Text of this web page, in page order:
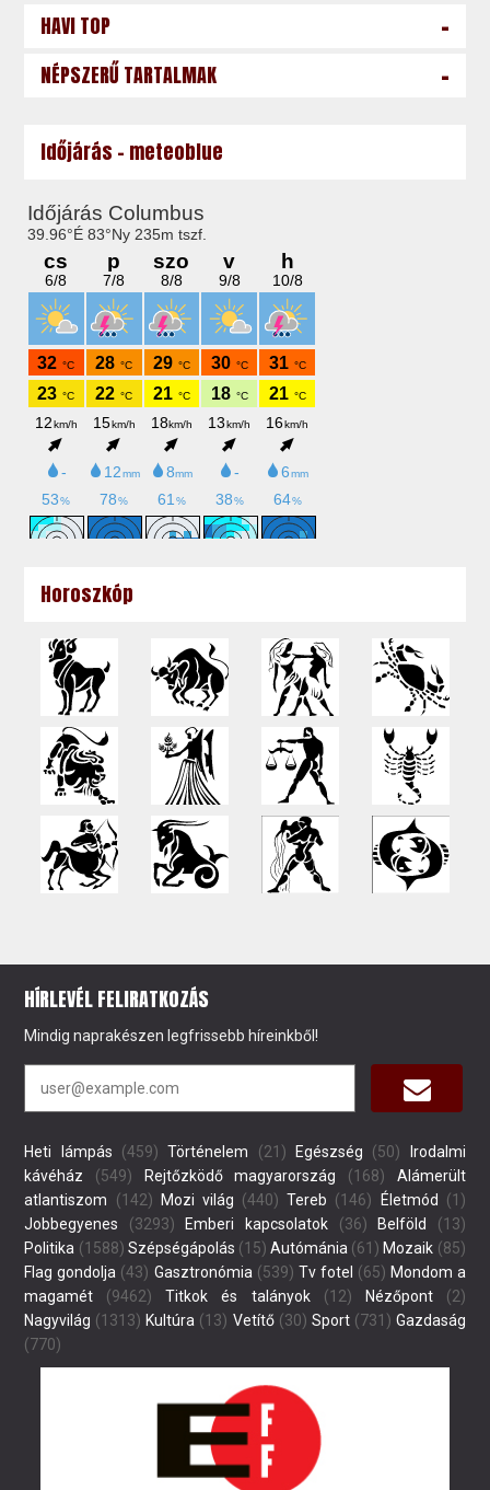
HAVI TOP -
NÉPSZERŰ TARTALMAK -
Időjárás - meteoblue
Horoszkóp
HÍRLEVÉL FELIRATKOZÁS
Mindig naprakészen legfrissebb híreinkből!
Heti lámpás (459) Történelem (21) Egészség (50)
Irodalmi
kávéház (549) Rejtőzködő magyarország (168)
Alámerült
atlantiszom (142) Mozi világ (440) Tereb (146) Életmód (1)
Jobbegyenes (3293) Emberi kapcsolatok (36) Belföld
(13)
Politika (1588) Szépségápolás (15) Autómánia (61) Mozaik (85)
Flag gondolja (43) Gasztronómia (539) Tv fotel (65) Mondom a
magamét (9462) Titkok és talányok(12) Nézőpont(2)
Nagyvilág (1313) Kultúra (13) Vetítő(30) Sport(731) Gazdaság
(770)